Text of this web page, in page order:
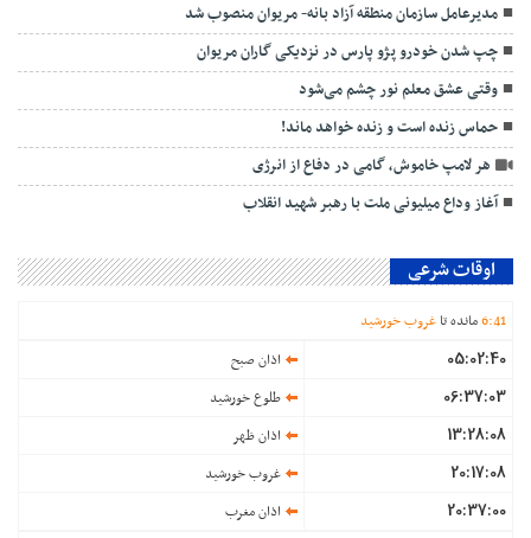
مدیرعامل سازمان منطقه آزاد بانه- مریوان منصوب شد
چپ شدن خودرو پژو پارس در نزدیکی گاران مریوان
وقتی عشق معلم نور چشم می‌شود
حماس زنده است و زنده خواهد ماند!
هر لامپ خاموش، گامی در دفاع از انرژی
آغاز وداع میلیونی ملت با رهبر شهید انقلاب
اوقات شرعی
6:41 مانده تا غروب خورشید
05:02:40 اذان صبح
06:37:03 طلوع خورشید
13:28:08 اذان ظهر
20:17:08 غروب خورشید
20:37:00 اذان مغرب